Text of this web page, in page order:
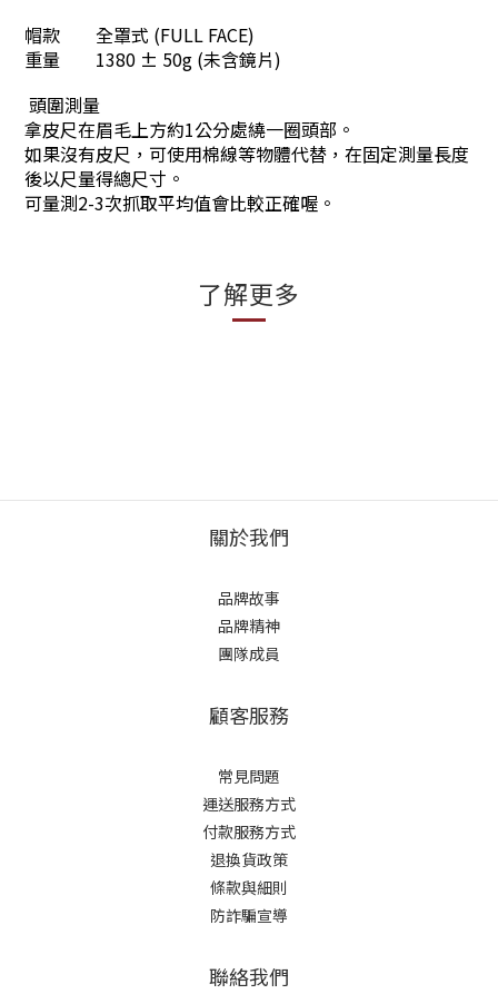
帽款
全罩式 (FULL FACE)
重量
1380 ± 50g (未含鏡片)
頭圍測量
拿皮尺在眉毛上方約1公分處繞一圈頭部。
如果沒有皮尺，可使用棉線等物體代替，在固定測量長度
後以尺量得總尺寸。
可量測2-3次抓取平均值會比較正確喔。
了解更多
關於我們
品牌故事
品牌精神
團隊成員
顧客服務
常見問題
運送服務方式
付款服務方式
退換貨政策
條款與細則
防詐騙宣導
聯絡我們